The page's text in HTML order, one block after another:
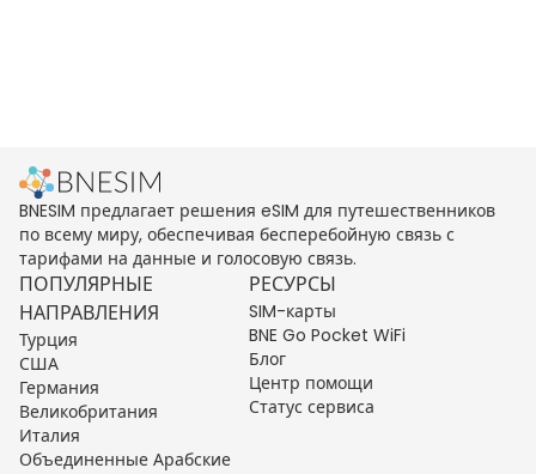
BNESIM предлагает решения eSIM для путешественников
по всему миру, обеспечивая бесперебойную связь с
тарифами на данные и голосовую связь.
ПОПУЛЯРНЫЕ
НАПРАВЛЕНИЯ
Турция
США
Германия
Великобритания
Италия
Объединенные Арабские
РЕСУРСЫ
SIM-карты
BNE Go Pocket WiFi
Блог
Центр помощи
Статус сервиса